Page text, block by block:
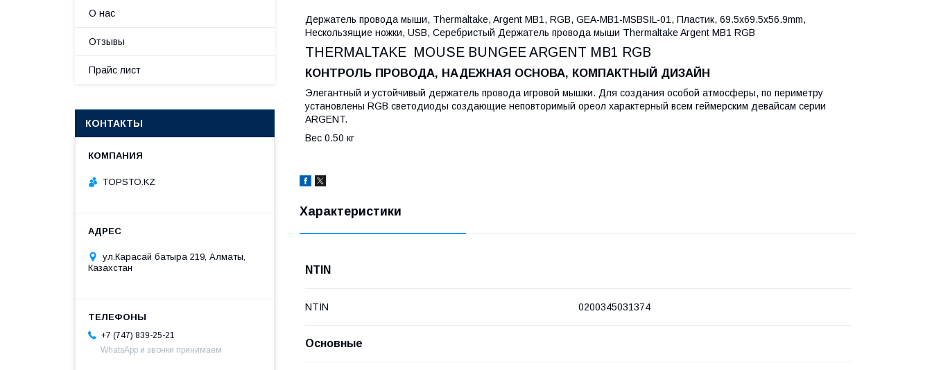
Держатель провода мыши, Thermaltake, Argent MB1, RGB, GEA-MB1-MSBSIL-01, Пластик, 69.5x69.5x56.9mm,
Нескользящие ножки, USB, Серебристый Держатель провода мыши Thermaltake Argent MB1 RGB
THERMALTAKE MOUSE BUNGEE ARGENT MB1 RGB
КОНТРОЛЬ ПРОВОДА, НАДЕЖНАЯ ОСНОВА, КОМПАКТНЫЙ ДИЗАЙН
Элегантный и устойчивый держатель провода игровой мышки. Для создания особой атмосферы, по периметру
установлены RGB светодиоды создающие неповторимый ореол характерный всем геймерским девайсам серии
ARGENT.
Вес 0.50 кг
Характеристики
NTIN
NTIN 0200345031374
Основные
О нас
Отзывы
Прайс лист
КОНТАКТЫ
TOPSTO.KZ
ул.Карасай батыра 219, Алматы,
Казахстан
+7 (747) 839-25-21
WhatsApp и звонки принимаем